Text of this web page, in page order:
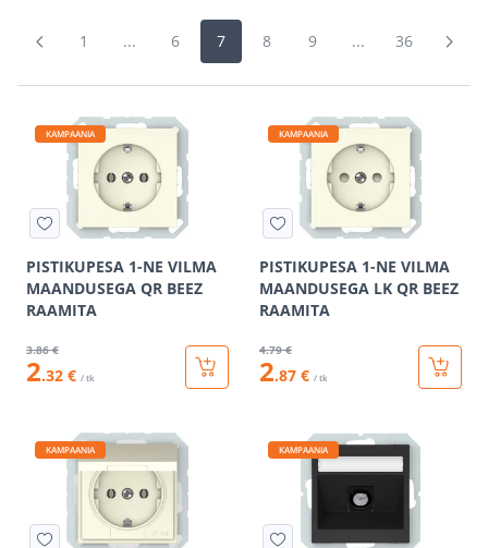
1 ... 6 7 8 9 ... 36
KAMPAANIA
PISTIKUPESA 1-NE VILMA
MAANDUSEGA QR BEEZ
RAAMITA
3.86 €
2.32 € / tk
KAMPAANIA
PISTIKUPESA 1-NE VILMA
MAANDUSEGA LK QR BEEZ
RAAMITA
4.79 €
2.87 € / tk
KAMPAANIA KAMPAANIA